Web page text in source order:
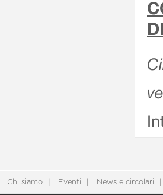
Chi siamo Eventi News e circolari